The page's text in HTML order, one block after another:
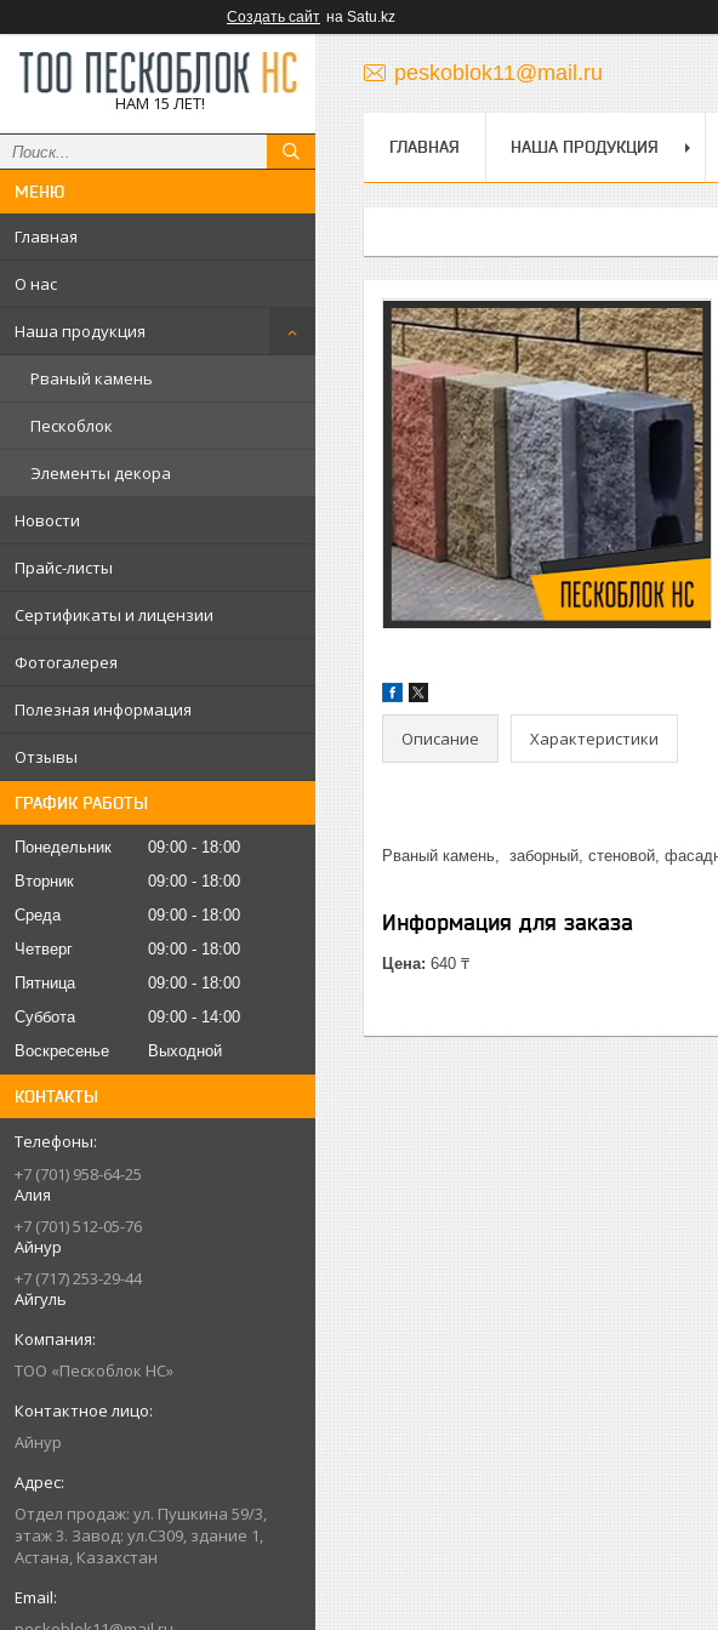
Создать сайт на Satu.kz
НАМ 15 ЛЕТ!
Главная
О нас
Наша продукция
Рваный камень
Пескоблок
Элементы декора
Новости
Прайс-листы
Сертификаты и лицензии
Фотогалерея
Полезная информация
Отзывы
ГРАФИК РАБОТЫ
Понедельник 09:00
18:00
Вторник
09:00
18:00
Среда
09:00
18:00
Четверг
09:00
18:00
Пятница
09:00
18:00
Суббота
09:00
14:00
Воскресенье
Выходной
КОНТАКТЫ
+7 (701) 958-64-25
Алия
+7 (701) 512-05-76
Айнур
+7 (717) 253-29-44
Айгуль
ТОО «Пескоблок НС»
Айнур
Отдел продаж: ул. Пушкина 59/3,
этаж 3. Завод: ул.С309, здание 1,
Астана, Казахстан
peskoblok11@mail.ru
ГЛАВНАЯ НАША ПРОДУКЦИЯ
Описание Характеристики
Рваный камень, заборный, стеновой,
Информация для заказа
Цена: 640 ₸